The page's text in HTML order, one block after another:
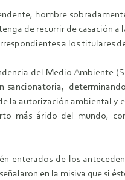
hombre
de recurrir de casación
a los titulares
del Medio Ambiente
la autorización ambiental y
más árido del mundo,
enterados de los
en la misiva que si